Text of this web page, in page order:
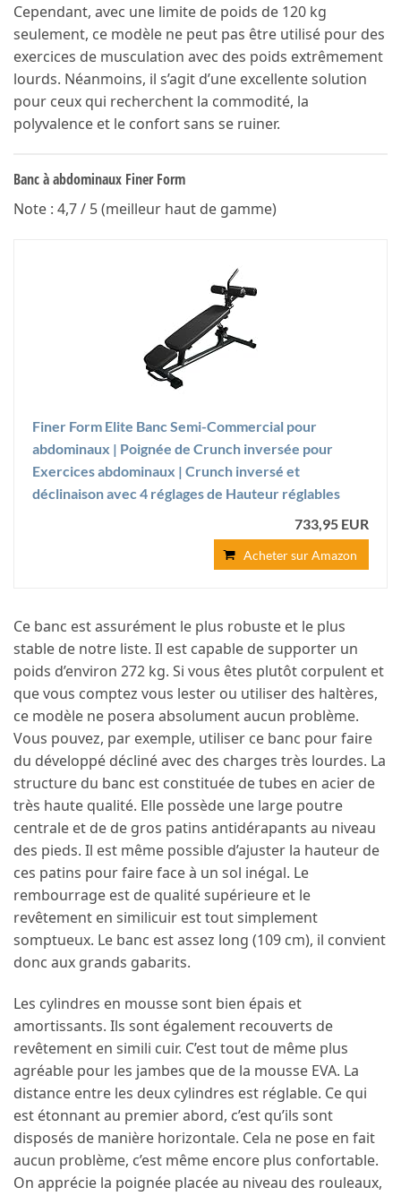
Cependant, avec une limite de poids de 120 kg
seulement, ce modèle ne peut pas être utilisé pour des
exercices de musculation avec des poids extrêmement
lourds. Néanmoins, il s’agit d’une excellente solution
pour ceux qui recherchent la commodité, la
polyvalence et le confort sans se ruiner.
Banc à abdominaux Finer Form
Note : 4,7 / 5 (meilleur haut de gamme)
Finer Form Elite Banc Semi-Commercial pour
abdominaux | Poignée de Crunch inversée pour
Exercices abdominaux | Crunch inversé et
déclinaison avec 4 réglages de Hauteur réglables
733,95 EUR
Acheter sur Amazon
Ce banc est assurément le plus robuste et le plus
stable de notre liste. Il est capable de supporter un
poids d’environ 272 kg. Si vous êtes plutôt corpulent et
que vous comptez vous lester ou utiliser des haltères,
ce modèle ne posera absolument aucun problème.
Vous pouvez, par exemple, utiliser ce banc pour faire
du développé décliné avec des charges très lourdes. La
structure du banc est constituée de tubes en acier de
très haute qualité. Elle possède une large poutre
centrale et de de gros patins antidérapants au niveau
des pieds. Il est même possible d’ajuster la hauteur de
ces patins pour faire face à un sol inégal. Le
rembourrage est de qualité supérieure et le
revêtement en similicuir est tout simplement
somptueux. Le banc est assez long (109 cm), il convient
donc aux grands gabarits.
Les cylindres en mousse sont bien épais et
amortissants. Ils sont également recouverts de
revêtement en simili cuir. C’est tout de même plus
agréable pour les jambes que de la mousse EVA. La
distance entre les deux cylindres est réglable. Ce qui
est étonnant au premier abord, c’est qu’ils sont
disposés de manière horizontale. Cela ne pose en fait
aucun problème, c’est même encore plus confortable.
On apprécie la poignée placée au niveau des rouleaux,